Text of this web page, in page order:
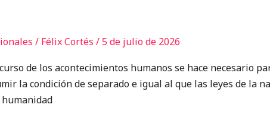
/ Félix Cortés /5 de julio de 2026
curso de los acontecimientos humanos se hace necesario
la condición de separado e igual al que las leyes de la